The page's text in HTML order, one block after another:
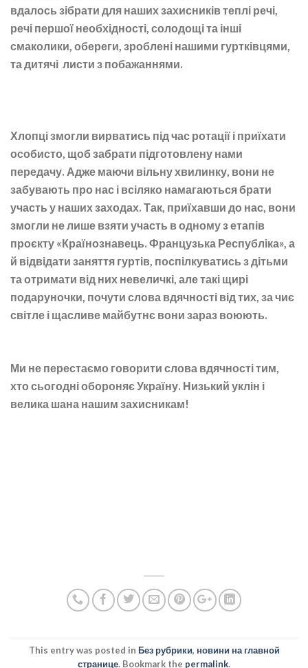
вдалось зібрати для наших захисників теплі речі,
речі першої необхідності, солодощі та інші
смаколики, обереги, зроблені нашими гуртківцями,
та дитячі листи з побажаннями.
Хлопці змогли вирватись під час ротації і приїхати
особисто, щоб забрати підготовлену нами
передачу. Адже маючи вільну хвилинку, вони не
забувають про нас і всіляко намагаються брати
участь у наших заходах. Так, приїхавши до нас, вони
змогли не лише взяти участь в одному з етапів
проєкту «Країнознавець. Французька Республіка», а
й відвідати заняття гуртів, поспілкуватись з дітьми
та отримати від них невеличкі, але такі щирі
подаруночки, почути слова вдячності від тих, за чиє
світле і щасливе майбутнє вони зараз воюють.
Ми не перестаємо говорити слова вдячності тим,
хто сьогодні обороняє Україну. Низький уклін і
велика шана нашим захисникам!
This entry was posted in Без рубрики, новини на главной
странице. Bookmark the permalink.